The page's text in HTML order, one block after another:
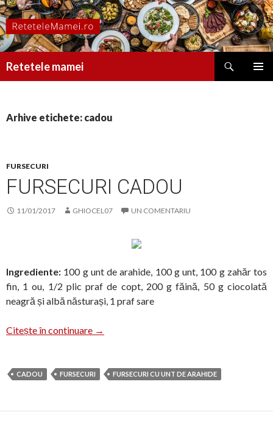
Retetele mamei
Arhive etichete: cadou
FURSECURI
FURSECURI CADOU
11/01/2017 GHIOCEL07 UN COMENTARIU
Ingrediente: 100 g unt de arahide, 100 g unt, 100 g zahăr tos
fin, 1 ou, 1/2 plic praf de copt, 200 g făină, 50 g ciocolată
neagră și albă năsturași, 1 praf sare
Citește în continuare Fursecuri cadou
→
CADOU FURSECURI FURSECURI CU UNT DE ARAHIDE